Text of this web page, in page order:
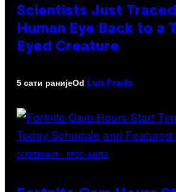
Scientists Just
Human Eye Back to a
Eyed Creature
5 сати ранијеOd Luis Prada
SCREENSHOT: EPIC GAMES